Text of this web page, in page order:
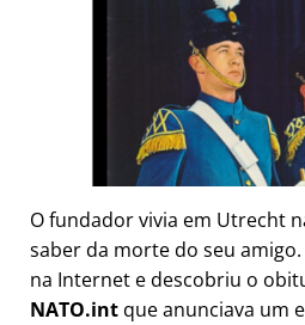
O fundador vivia em Utrecht
saber da morte do seu
na Internet e descobriu o
NATO.int que anunciava um